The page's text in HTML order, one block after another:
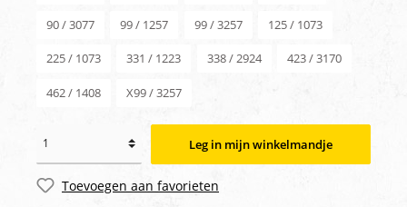
90 / 3077 99 / 1257 99 / 3257 125 / 1073
225 / 1073 331 / 1223 338 / 2924 423 / 3170
462 / 1408 X99 / 3257
Leg in mijn winkelmandje
Toevoegen aan favorieten